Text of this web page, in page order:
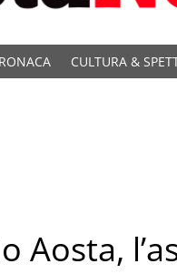
CULTURA &
Aosta,